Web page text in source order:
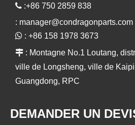
 :+86 750 2859 838
: manager@condragonparts.com
 : +86 158 1978 3673
 : Montagne No.1 Loutang,
ville de Longsheng, ville de
Guangdong, RPC
DEMANDER UN